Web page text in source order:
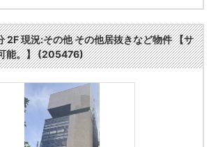
2F 現況:その他 その他居抜きなど物件 【サ
能。】 (205476)